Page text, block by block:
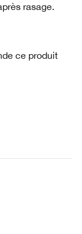
rasage.
ce produit